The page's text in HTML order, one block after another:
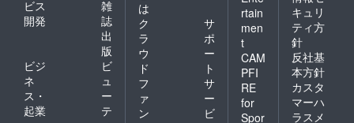
ビス
開発
雑
誌
出
版
ビジ
ネ
ス・
起業
ビ
ュ
ー
テ
は
ク
ラ
ウ
ド
フ
ァ
ン
サ
ポ
ー
ト
サ
ー
ビ
rtain
men
t
CAM
PFI
RE
for
Spor
キュリ
ティ方
針
反社基
本方針
カスタ
マーハ
ラスメ